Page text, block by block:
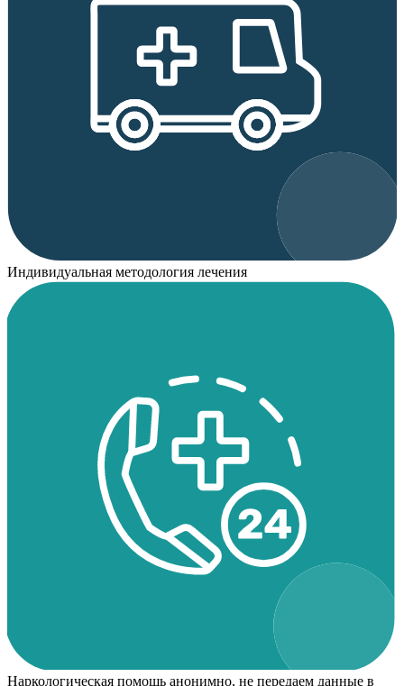
Индивидуальная методология лечения
Наркологическая помощь анонимно, не передаем данные в